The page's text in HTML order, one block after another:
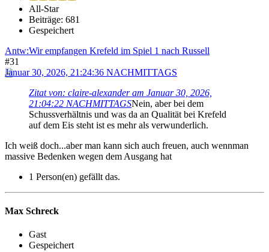
All-Star
Beiträge: 681
Gespeichert
Antw:Wir empfangen Krefeld im Spiel 1 nach Russell
#31
Januar 30, 2026, 21:24:36 NACHMITTAGS
Zitat von: claire-alexander am Januar 30, 2026,
21:04:22 NACHMITTAGSNein, aber bei dem
Schussverhältnis und was da an Qualität bei Krefeld
auf dem Eis steht ist es mehr als verwunderlich.
Ich weiß doch...aber man kann sich auch freuen, auch wennman
massive Bedenken wegen dem Ausgang hat
1 Person(en) gefällt das.
Max Schreck
Gast
Gespeichert